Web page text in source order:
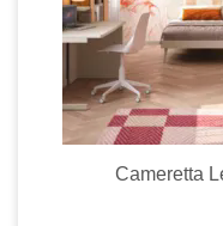
Cameretta